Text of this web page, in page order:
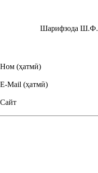
Шарифзода Ш.Ф.
Ном (ҳатмӣ)
E-Mail (ҳатмӣ)
Сайт